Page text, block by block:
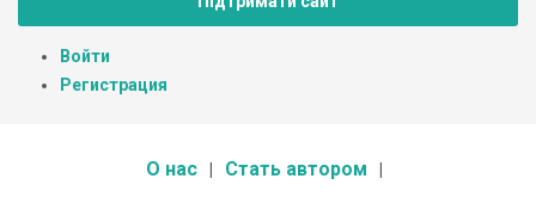
Войти
Регистрация
О нас Стать автором